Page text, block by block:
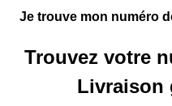
Je trouve mon numéro